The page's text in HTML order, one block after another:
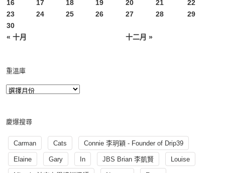
« 十月 十二月 »
16 17 18 19 20 21
22
23
24 25 26 27 28
29
30
重溫庫
慶爆搜尋
Carman Cats Connie 李玥穎 - Founder of Drip39
Elaine Gary In JBS Brian 李凱賢 Louise